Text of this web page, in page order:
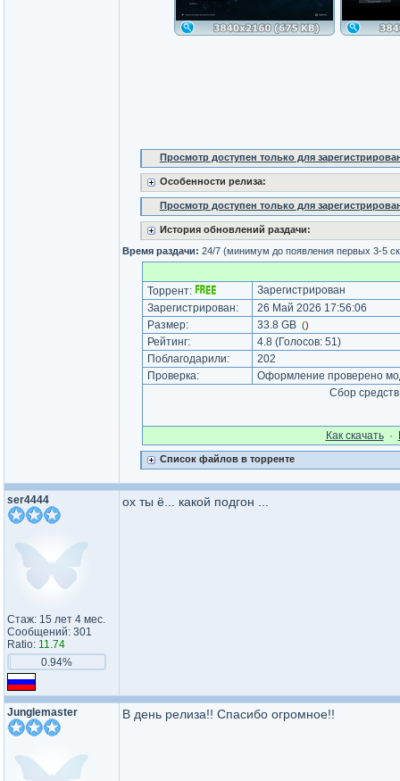
Просмотр доступен только для
Особенности релиза:
Просмотр доступен только для
История обновлений раздачи:
Время раздачи: 24/7 (минимум до появления первых 3-5
Торрент:
Зарегистрирован
Зарегистрирован:
26 Май 2026 17:56:06
Размер:
33.8 GB ()
Рейтинг: 4.8 (Голосов: 51)
Поблагодарили:
202
Проверка:
Оформление проверено
Сбор
Как cкачать·
Список файлов в торренте
ser4444
Стаж: 15 лет 4 мес.
Сообщений: 301
Ratio: 11.74
0.94%
ох ты ё... какой подгон ...
Junglemaster В день релиза!! Спасибо огромное!!